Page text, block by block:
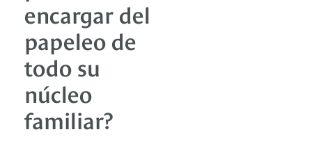
encargar del
papeleo de
todo su
núcleo
familiar?